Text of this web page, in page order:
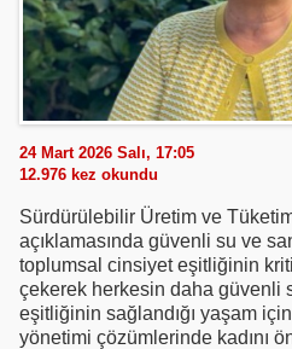
24 Mart 2026 Salı, 17:05
12.976 kez okundu
Sürdürülebilir Üretim ve
açıklamasında güvenli su ve
toplumsal cinsiyet eşitliğinin
çekerek herkesin daha güvenli
eşitliğinin sağlandığı yaşam
yönetimi çözümlerinde kadını